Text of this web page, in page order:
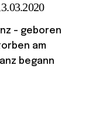
– geboren
am
begann